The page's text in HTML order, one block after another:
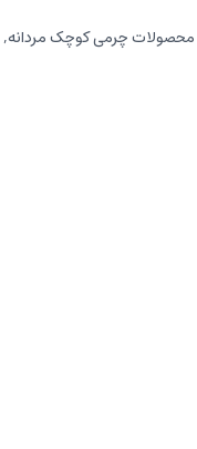
محصولات چرمی کوچک مردانه,